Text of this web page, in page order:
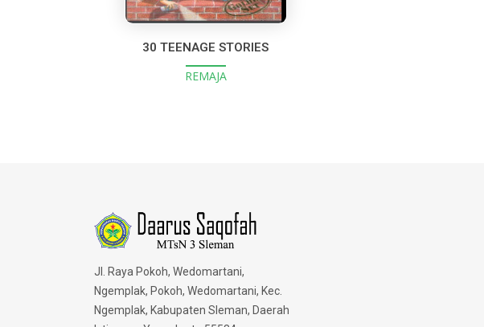
30 TEENAGE STORIES
REMAJA
Jl. Raya Pokoh, Wedomartani,
Ngemplak, Pokoh, Wedomartani, Kec.
Ngemplak, Kabupaten Sleman, Daerah